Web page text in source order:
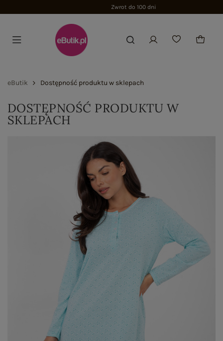
Zwrot do 100 dni
eButik Dostępność produktu w sklepach
DOSTĘPNOŚĆ PRODUKTU W
SKLEPACH